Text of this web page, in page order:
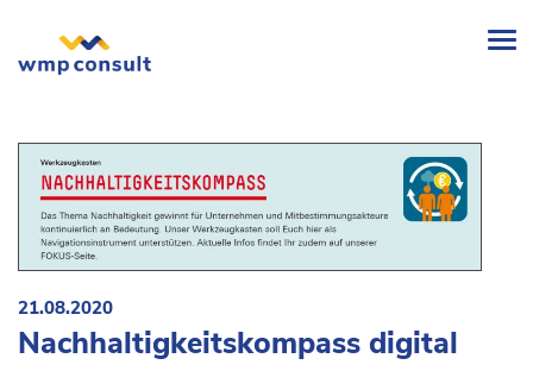
21.08.2020
Nachhaltigkeitskompass digital